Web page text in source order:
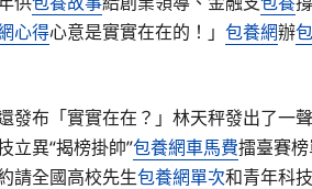
心得心意是實實在在的！」 包養網辦
發布「實實在在？」林天秤發出了一
立異“揭榜掛帥”包養網車馬費擂臺賽
請全國高校先生包養網單次和青年科